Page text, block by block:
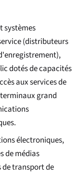
systèmes
(distributeurs
dotés de capacités
aux services de
grand
électroniques,
de médias
de transport de